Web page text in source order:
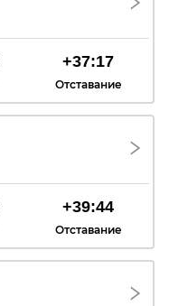
+37:17
Отставание
+39:44
Отставание